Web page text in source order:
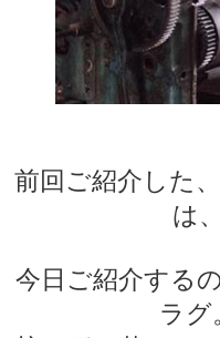
前回ご紹介した
は
今日ご紹介する
ラグ